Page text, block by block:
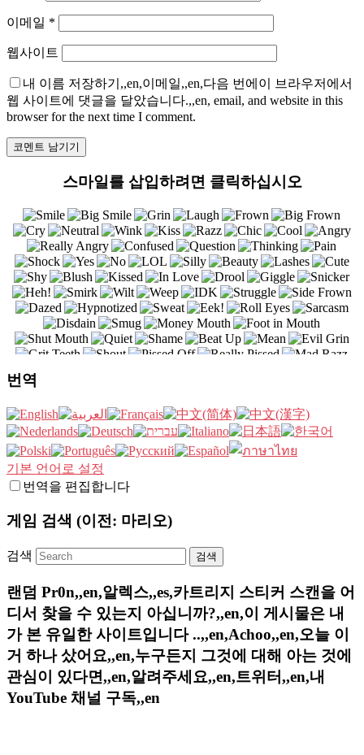
이메일 *
웹사이트
내 이름 저장하기,,en,이메일,,en,다음 번에이 브라우저에서
웹 사이트에 댓글을 달았습니다.,,en, email, and website in this
browser for the next time I comment.
스마일를 삽입하려면 클릭하십시오
번역
기본 언어로 설정
번역을 편집합니다
게임 검색 (이전: 마리오)
검색
랜덤 Pr0n,,en,알렉스,,es,카트리지 스티커 스캔을 어
디서 찾을 수 있는지 아십니까?,,en,이 게시물은 내
가 본 유일한 사이트입니다 ..,,en,Achoo,,en,오늘 이
거 하나 샀어요,,en,누구든지 그것에 대해 아는 것에
관심이 있다면,,en,알려주세요,,en,트위터,,en,내
YouTube 채널 구독,,en